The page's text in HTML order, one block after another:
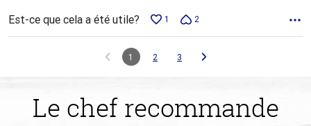
Est-ce que cela a été utile? 1 2
1 2 3
Le chef recommande